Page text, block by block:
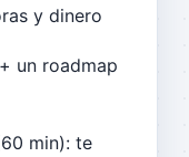
y dinero
un roadmap
min): te